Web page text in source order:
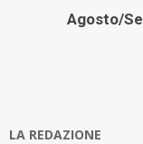
Agosto/
LA REDAZIONE